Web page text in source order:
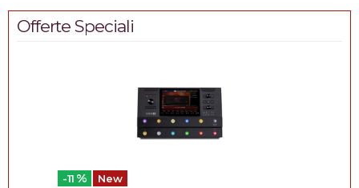
Offerte Speciali
-11 % New